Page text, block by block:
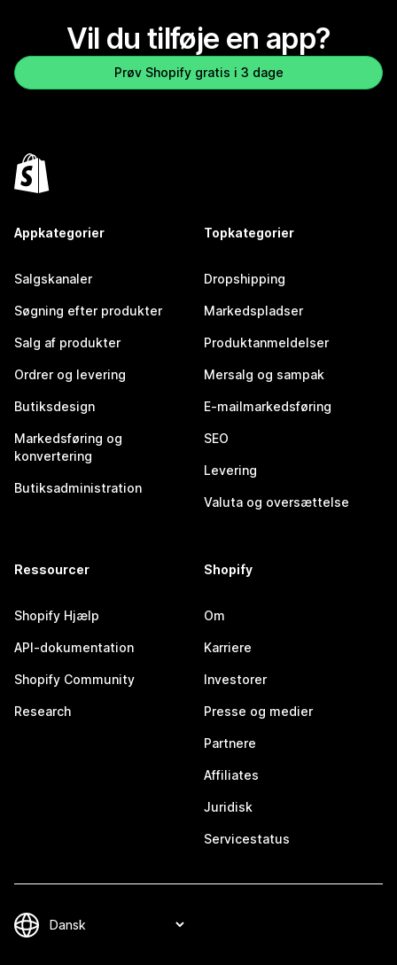
Vil du tilføje en app?
Prøv Shopify gratis i 3 dage
Appkategorier
Salgskanaler
Søgning efter produkter
Salg af produkter
Ordrer og levering
Butiksdesign
Markedsføring og
konvertering
Butiksadministration
Topkategorier
Dropshipping
Markedspladser
Produktanmeldelser
Mersalg og sampak
E-mailmarkedsføring
SEO
Levering
Valuta og oversættelse
Ressourcer
Shopify Hjælp
API-dokumentation
Shopify Community
Research
Shopify
Om
Karriere
Investorer
Presse og medier
Partnere
Affiliates
Juridisk
Servicestatus